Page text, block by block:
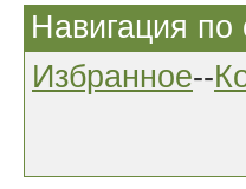
Навигация по
Избранное--